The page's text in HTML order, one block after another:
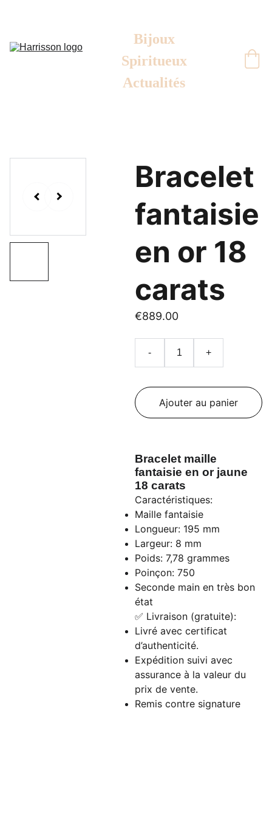
Bijoux
Spiritueux
Actualités
Bracelet
fantaisie
en or 18
carats
€889.00
- +
Ajouter au panier
Bracelet maille
fantaisie en or jaune
18 carats
Caractéristiques:
Maille fantaisie
Longueur: 195 mm
Largeur: 8 mm
Poids: 7,78 grammes
Poinçon: 750
Seconde main en très bon
état
✅ Livraison (gratuite):
Livré avec certificat
d’authenticité.
Expédition suivi avec
assurance à la valeur du
prix de vente.
Remis contre signature